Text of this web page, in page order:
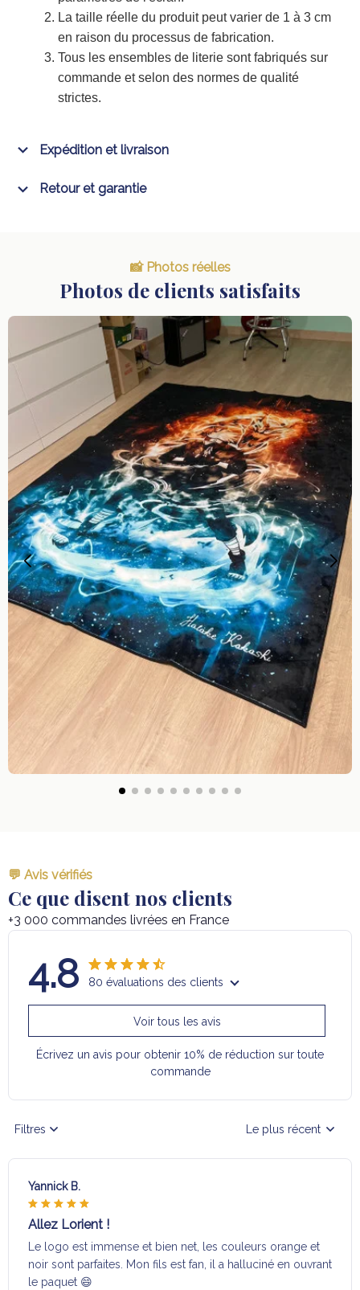
La taille réelle du produit peut varier de 1 à 3 cm
en raison du processus de fabrication.
Tous les ensembles de literie sont fabriqués sur
commande et selon des normes de qualité
strictes.
Expédition et livraison
Retour et garantie
📸 Photos réelles
Photos de clients satisfaits
💬 Avis vérifiés
Ce que disent nos clients
+3 000 commandes livrées en France
4.8 80 évaluations des clients
Voir tous les avis
Écrivez un avis pour obtenir 10% de réduction sur toute
commande
Filtres Le plus récent
Yannick B.
Allez Lorient !
Le logo est immense et bien net, les couleurs orange et
noir sont parfaites. Mon fils est fan, il a halluciné en ouvrant
le paquet 😄